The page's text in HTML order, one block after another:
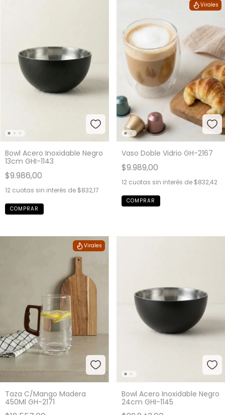
Bowl Acero Inoxidable Negro
13cm GHI-1143
$9.986,00
12 cuotas sin interés de $832,17
Virales
Vaso Doble Vidrio GH-2167
$9.989,00
12 cuotas sin interés de $832,42
Virales
Taza C/Mango Madera
450Ml GH-2171
Bowl Acero Inoxidable Negro
24cm GHI-1145